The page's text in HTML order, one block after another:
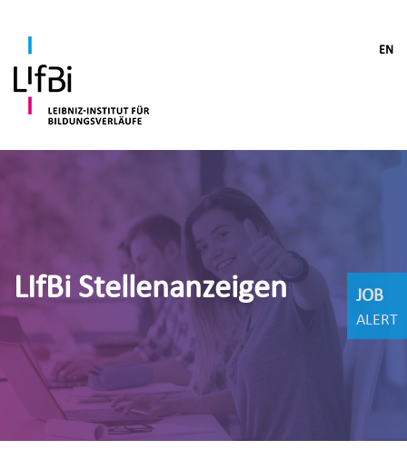
EN
LIfBi Stellenanzeigen JOB
ALERT